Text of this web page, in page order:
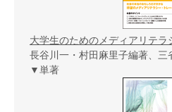
大学生のためのメディアリテラ
長谷川一・村田麻里子編著、三
▼単著